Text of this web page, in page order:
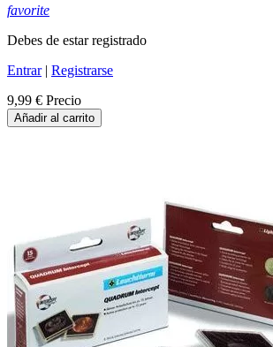
favorite
Debes de estar registrado
Entrar| Registrarse
9,99 € Precio
Añadir al carrito